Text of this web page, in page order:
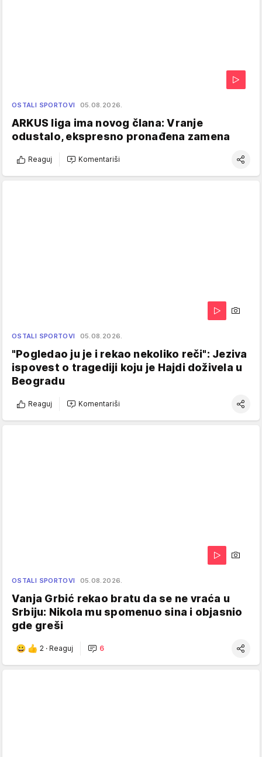
OSTALI SPORTOVI 05.08.2026.
ARKUS liga ima novog člana: Vranje
odustalo, ekspresno pronađena zamena
Reaguj Komentariši
OSTALI SPORTOVI 05.08.2026.
"Pogledao ju je i rekao nekoliko reči": Jeziva
ispovest o tragediji koju je Hajdi doživela u
Beogradu
Reaguj Komentariši
OSTALI SPORTOVI 05.08.2026.
Vanja Grbić rekao bratu da se ne vraća u
Srbiju: Nikola mu spomenuo sina i objasnio
gde greši
2 · Reaguj 6